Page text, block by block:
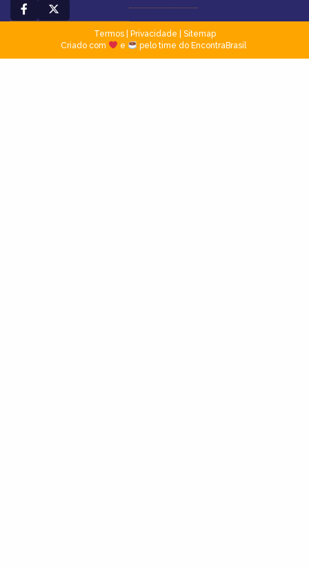
Termos| Privacidade
Sitemap
Criado com
e pelo time do EncontraBrasil